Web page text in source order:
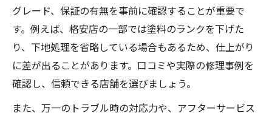
グレード、保証の有無を事前に確認することが重要で
す。例えば、格安店の一部では塗料のランクを下げた
り、下地処理を省略している場合もあるため、仕上がり
に差が出ることがあります。口コミや実際の修理事例を
確認し、信頼できる店舗を選びましょう。
また、万一のトラブル時の対応力や、アフターサービス